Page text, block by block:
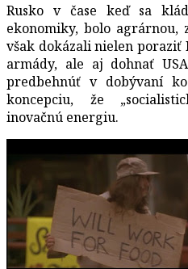
Rusko v čase keď sa
ekonomiky, bolo agrárnou,
však dokázali nielen poraziť
armády, ale aj dohnať
predbehnúť v dobývaní
koncepciu, že
inovačnú energiu.